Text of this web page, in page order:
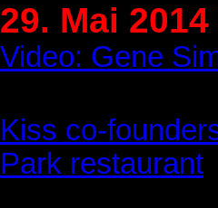
29. Mai 2014
Video: Gene
Kiss co-
Park restaurant